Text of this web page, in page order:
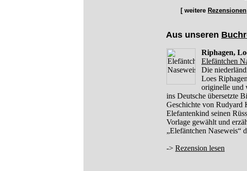
[ weitere Rezensionen
Aus unseren
Riphagen,
Elefäntchen
Die
Loes
originelle und
ins Deutsche übersetzte
Geschichte von Rudyard
Elefantenkind seinen
Vorlage gewählt und
„Elefäntchen Naseweis“
-> Rezension lesen